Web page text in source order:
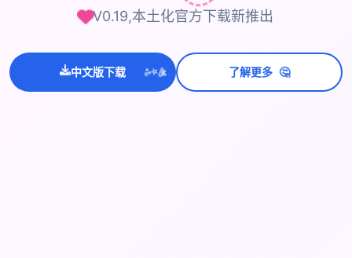
V0.19,本土化官方下载新推出
中文版下载 ✨⭐💫 了解更多 🤔